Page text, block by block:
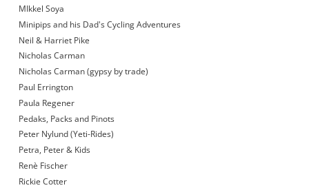
MIkkel Soya
Minipips and his Dad's Cycling Adventures
Neil & Harriet Pike
Nicholas Carman
Nicholas Carman (gypsy by trade)
Paul Errington
Paula Regener
Pedaks, Packs and Pinots
Peter Nylund (Yeti-Rides)
Petra, Peter & Kids
Renè Fischer
Rickie Cotter